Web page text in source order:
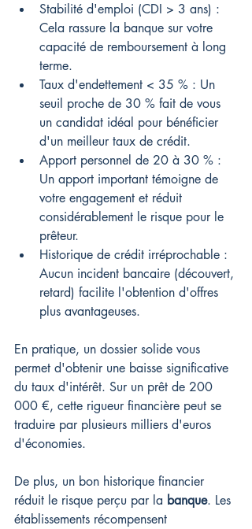
Stabilité d'emploi (CDI > 3 ans) :
Cela rassure la banque sur votre
capacité de remboursement à long
terme.
Taux d'endettement < 35 % : Un
seuil proche de 30 % fait de vous
un candidat idéal pour bénéficier
d'un meilleur taux de crédit.
Apport personnel de 20 à 30 % :
Un apport important témoigne de
votre engagement et réduit
considérablement le risque pour le
prêteur.
Historique de crédit irréprochable :
Aucun incident bancaire (découvert,
retard) facilite l'obtention d'offres
plus avantageuses.
En pratique, un dossier solide vous
permet d'obtenir une baisse significative
du taux d'intérêt. Sur un prêt de 200
000 €, cette rigueur financière peut se
traduire par plusieurs milliers d'euros
d'économies.
De plus, un bon historique financier
réduit le risque perçu par la banque. Les
établissements récompensent